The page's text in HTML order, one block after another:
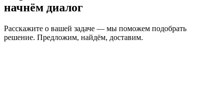
начнём диалог
Расскажите о вашей задаче — мы поможем подобрать
решение. Предложим, найдём, доставим.